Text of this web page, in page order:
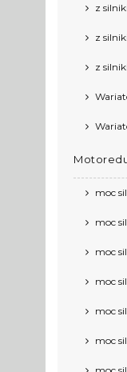
z
z
z
moc
moc
moc
moc
moc
moc